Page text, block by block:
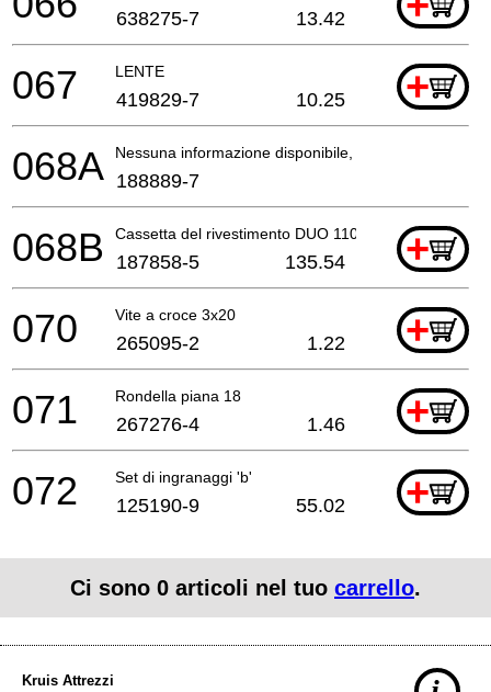
638275-7 13.42
LENTE +
067 419829-7 10.25
Nessuna informazione disponibile, non ordinabile
068A 188889-7
Cassetta del rivestimento DUO 110 - Set +
068B 187858-5 135.54
Vite a croce 3x20 +
070 265095-2 1.22
Rondella piana 18 +
071 267276-4 1.46
Set di ingranaggi 'b' +
072 125190-9 55.02
Ci sono 0 articoli nel tuo carrello.
Kruis Attrezzi